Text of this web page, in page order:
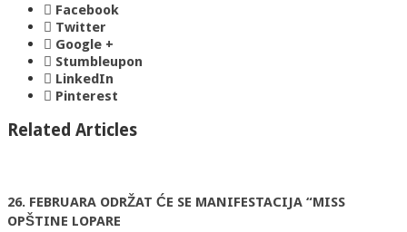
Facebook
Twitter
Google +
Stumbleupon
LinkedIn
Pinterest
Related Articles
26. FEBRUARA ODRŽAT ĆE SE MANIFESTACIJA “MISS
OPŠTINE LOPARE